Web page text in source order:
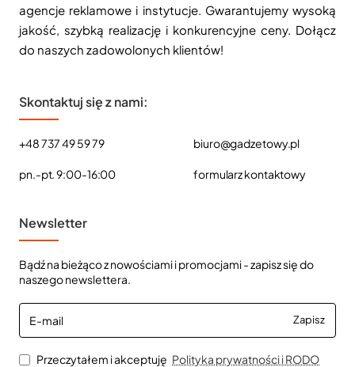
agencje reklamowe i instytucje. Gwarantujemy wysoką
jakość, szybką realizację i konkurencyjne ceny. Dołącz
do naszych zadowolonych klientów!
Skontaktuj się z nami:
+48 737 49 59 79
pn.-pt. 9:00-16:00
biuro@gadzetowy.pl
formularz kontaktowy
Newsletter
Bądź na bieżąco z nowościami i promocjami - zapisz się do
naszego newslettera.
E-
mail
Zapisz
Przeczytałem i akceptuję Polityka prywatności i RODO